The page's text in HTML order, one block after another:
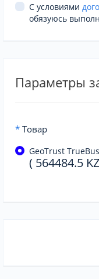
С условиями
обязуюсь
Параметры
* Товар
GeoTrust
( 564484.5